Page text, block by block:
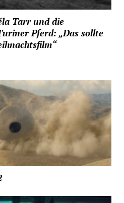
Tarr und die
Pferd: „Das sollte